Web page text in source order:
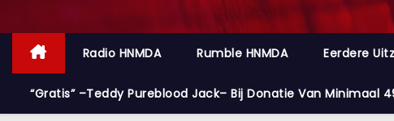
n
Radio HNMDA Rumble HNMDA Eerdere
“Gratis” –Teddy Pureblood Jack– Bij Donatie Van Minimaal